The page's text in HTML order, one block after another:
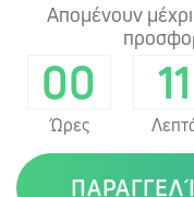
Απομένουν
00
Ώρες
11